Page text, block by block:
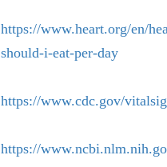
https://www.heart.org/en/
should-i-eat-per-day
https://www.cdc.gov/
https://